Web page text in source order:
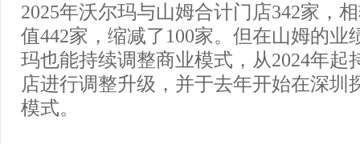
2025年沃尔玛与山姆合计门店342家，
值442家，缩减了100家。但在山姆的业
玛也能持续调整商业模式，从2024年起
店进行调整升级，并于去年开始在深圳
模式。